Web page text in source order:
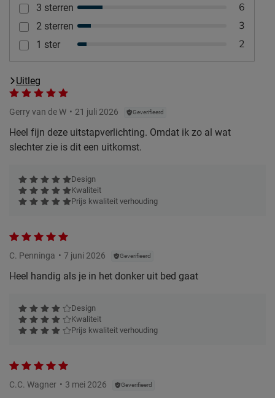
3 sterren 6
2 sterren 3
1 ster 2
Uitleg
Gerry van de W 21 juli 2026 Geverifieerd
Heel fijn deze uitstapverlichting. Omdat ik zo al wat
slechter zie is dit een uitkomst.
Design
Kwaliteit
Prijs kwaliteit verhouding
C. Penninga 7 juni 2026 Geverifieerd
Heel handig als je in het donker uit bed gaat
Design
Kwaliteit
Prijs kwaliteit verhouding
C.C. Wagner 3 mei 2026 Geverifieerd